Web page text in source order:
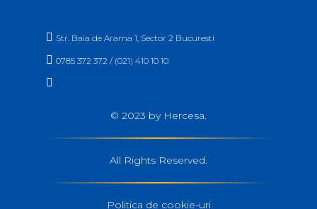
 Str. Baia de Arama 1, Sector 2 Bucuresti
 0785 372 372 / (021) 410 10 10

© 2023 by Hercesa.
All Rights Reserved.
Politica de cookie-uri